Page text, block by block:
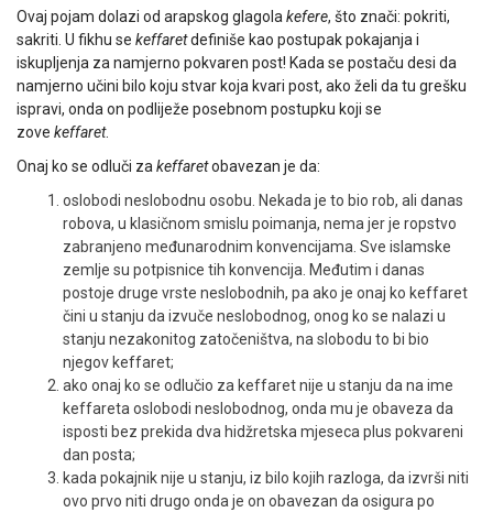
Ovaj pojam dolazi od arapskog glagolakefere, što znači: pokriti,
sakriti. U fikhu se keffaretdefiniše kao postupak pokajanja i
iskupljenja za nam­jerno pokvaren post! Kada se postaču desi da
namjerno učini bilo koju stvar koja kvari post, ako želi da tu grešku
ispravi, onda on podliježe posebnom postupku koji se
zove keffaret.
Onaj ko se odluči zakeffaretobavezan je da:
oslobodi neslobodnu osobu. Nekada je to bio rob, ali danas
robo­va, u klasičnom smislu poimanja, nema jer je ropstvo
zabranjeno međunarodnim konvencijama. Sve islamske
zemlje su potpisnice tih konvencija. Međutim i danas
postoje druge vrste neslobodnih, pa ako je onaj ko keffaret
čini u stanju da izvuče neslobodnog, onog ko se nalazi u
stanju nezakonitog zatočeništva, na slobodu to bi bio
njegov keffaret;
ako onaj ko se odlučio za keffaret nije u stanju da na ime
keffareta oslobodi neslobodnog, onda mu je obaveza da
isposti bez prekida dva hidžretska mjeseca plus pokvareni
dan posta;
kada pokajnik nije u stanju, iz bilo kojih razloga, da izvrši niti
ovo prvo niti drugo onda je on obavezan da osigura po